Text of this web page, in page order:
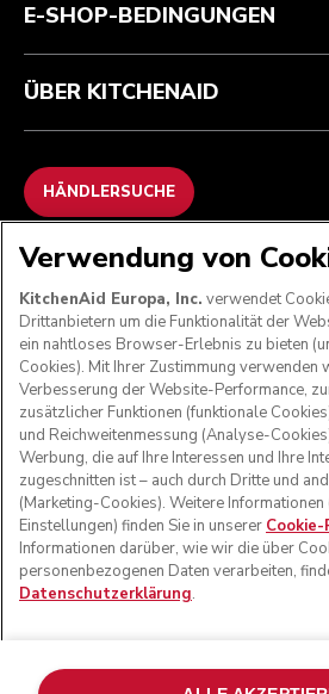
E-SHOP-BEDINGUNGEN
ÜBER KITCHENAID
HÄNDLERSUCHE
WIR
FOLGEN SIE
und das Design der
Verwendung von
KitchenAid Europa, Inc. verwendet
Drittanbietern um die Funktionalität der
ein nahtloses Browser-Erlebnis zu bieten
Cookies). Mit Ihrer Zustimmung verwenden
Verbesserung der Website-Performance,
zusätzlicher Funktionen (funktionale
und Reichweitenmessung (Analyse-
Werbung, die auf Ihre Interessen und Ihre
zugeschnitten ist – auch durch Dritte und
(Marketing-Cookies). Weitere
Einstellungen) finden Sie in unserer
Informationen darüber, wie wir die über
personenbezogenen Daten verarbeiten,
Datenschutzerklärung.